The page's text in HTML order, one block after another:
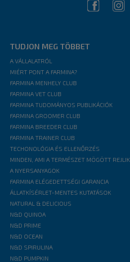
TUDJON MEG TÖBBET
A VÁLLALATRÓL
MIÉRT PONT A FARMINA?
FARMINA MENHELY CLUB
FARMINA VET CLUB
FARMINA TUDOMÁNYOS PUBLIKÁCIÓK
FARMINA GROOMER CLUB
FARMINA BREEDER CLUB
FARMINA TRAINER CLUB
TECHONOLÓGIA ÉS ELLENŐRZÉS
MINDEN, AMI A TERMÉSZET MÖGÖTT REJLIK
A NYERSANYAGOK
FARMINA ELÉGEDETTSÉGI GARANCIA
ÁLLATKÍSÉRLET-MENTES KUTATÁSOK
NATURAL & DELICIOUS
N&D QUINOA
N&D PRIME
N&D OCEAN
N&D SPIRULINA
N&D PUMPKIN